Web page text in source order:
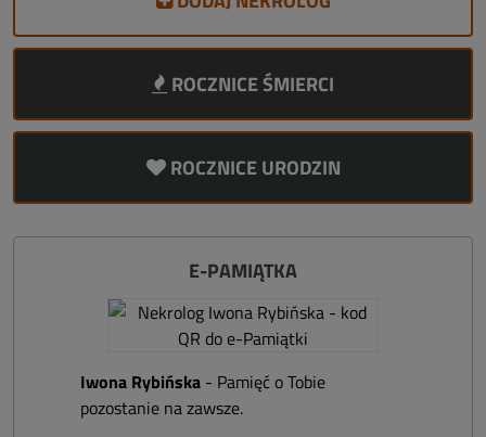
ROCZNICE ŚMIERCI
ROCZNICE URODZIN
E-PAMIĄTKA
Iwona Rybińska - Pamięć o Tobie
pozostanie na zawsze.